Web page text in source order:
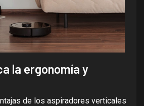
la ergonomía y
de los aspiradores verticales